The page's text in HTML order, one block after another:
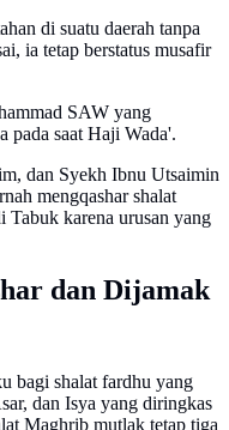
di suatu daerah tanpa
ia tetap berstatus musafir
SAW yang
pada saat Haji Wada'.
dan Syekh Ibnu Utsaimin
mengqashar shalat
Tabuk karena urusan yang
dan Dijamak
bagi shalat fardhu yang
dan Isya yang diringkas
Maghrib mutlak tetap tiga